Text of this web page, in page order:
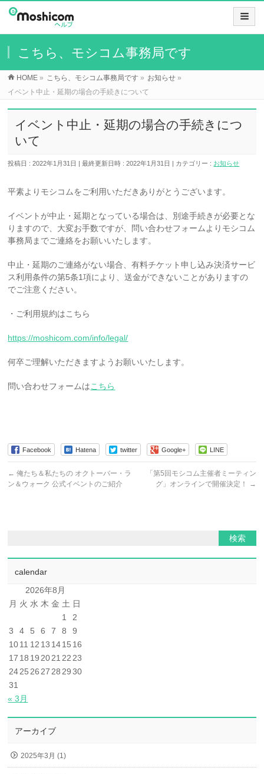
こちら、モシコム事務局です
HOME » こちら、モシコム事務局です » お知らせ »
イベント中止・延期の場合の手続きについて
イベント中止・延期の場合の手続きにつ
いて
投稿日 : 2022年1月31日 最終更新日時 : 2022年1月31日 カテゴリー : お知らせ
平素よりモシコムをご利用いただきありがとうございます。
イベントが中止・延期となっている場合は、別途手続きが必要とな
りますので、大変お手数ですが、問い合わせフォームよりモシコム
事務局までご連絡をお願いいたします。
中止・延期のご連絡がない場合、有料チケット申し込み決済サービ
ス利用条件の第5条1項により、送金ができないことがありますの
でご注意ください。
・ご利用規約はこちら
https://moshicom.com/info/legal/
何卒ご理解いただきますようお願いいたします。
問い合わせフォームはこちら
Facebook Hatena twitter Google+ LINE
← 俺たち＆私たちの オクトーバー・ラ
ン＆ウォーク 公式イベントのご紹介
「第5回モシコム主催者ミーティン
グ」オンラインで開催決定！
→
calendar
2026年8月
月 火 水 木 金 土 日
1
2
3
4 5 6 7 8
9
1011 12 13 1415 16
17 18 19 2021 22 23
2425 26 27 28 29 30
31
« 3月
アーカイブ
2025年3月 (1)